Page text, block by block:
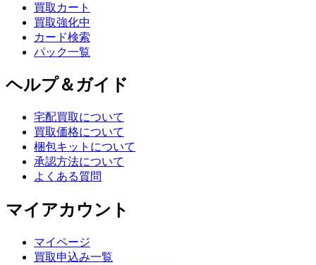
買取カート
買取強化中
カード検索
パック一覧
ヘルプ＆ガイド
宅配買取について
買取価格について
梱包キットについて
承認方法について
よくある質問
マイアカウント
マイページ
買取申込み一覧